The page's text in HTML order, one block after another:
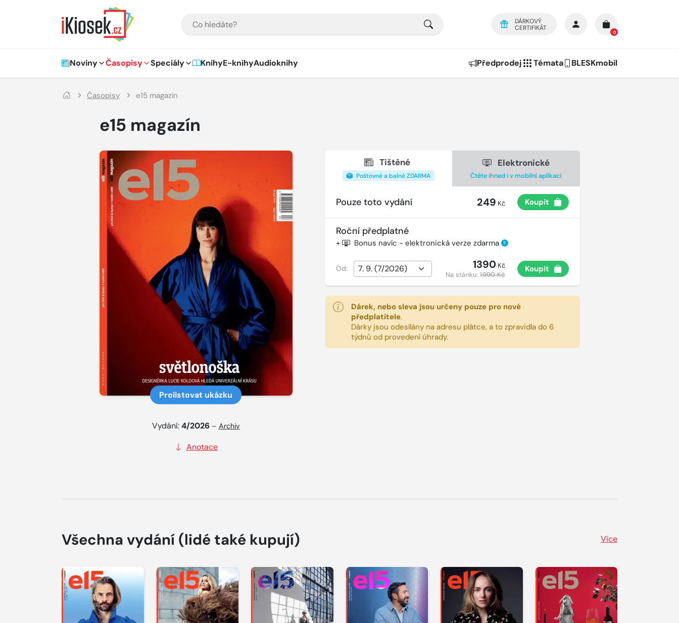
DÁRKOVÝ
CERTIFIKÁT
0
Hlavní navigace
Noviny Časopisy Speciály KnihyE-knihyAudioknihy Předprodej Témata BLESKmobil
Časopisy e15 magazín
e15 magazín
Prolistovat ukázku
Vydání:4/2026 – Archiv
Anotace
Tištěné
Poštovné a balné ZDARMA
Elektronické
Čtěte ihned i v mobilní aplikaci
Pouze toto vydání 249 Kč Koupit
Roční předplatné
+ Bonus navíc - elektronická verze zdarma ?
Od: 1390Kč
Na stánku:1990 Kč
Koupit
Dárek, nebo sleva jsou určeny pouze pro nové
předplatitele.
Dárky jsou odesílány na adresu plátce, a to zpravidla do 6
týdnů od provedení úhrady.
Všechna vydání (lidé také kupují) Více